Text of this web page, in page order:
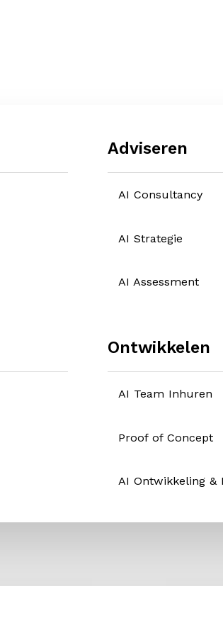
Adviseren
AI Consultancy
AI Strategie
AI Assessment
Ontwikkelen
AI Team Inhuren
Proof of Concept
AI Ontwikkeling &